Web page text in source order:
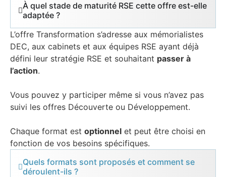
À quel stade de maturité RSE cette offre est-elle
adaptée ?
L’offre Transformation s’adresse aux mémorialistes
DEC, aux cabinets et aux équipes RSE ayant déjà
défini leur stratégie RSE et souhaitant passer à
l’action.
Vous pouvez y participer même si vous n’avez pas
suivi les offres Découverte ou Développement.
Chaque format est optionnel et peut être choisi en
fonction de vos besoins spécifiques.
Quels formats sont proposés et comment se
déroulent-ils ?